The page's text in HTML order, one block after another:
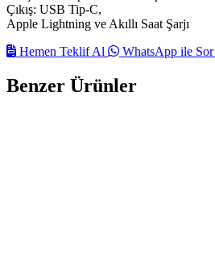
Çıkış: USB Tip-C,
Apple Lightning ve Akıllı Saat Şarjı
Hemen Teklif Al
WhatsApp ile Sor
Benzer Ürünler